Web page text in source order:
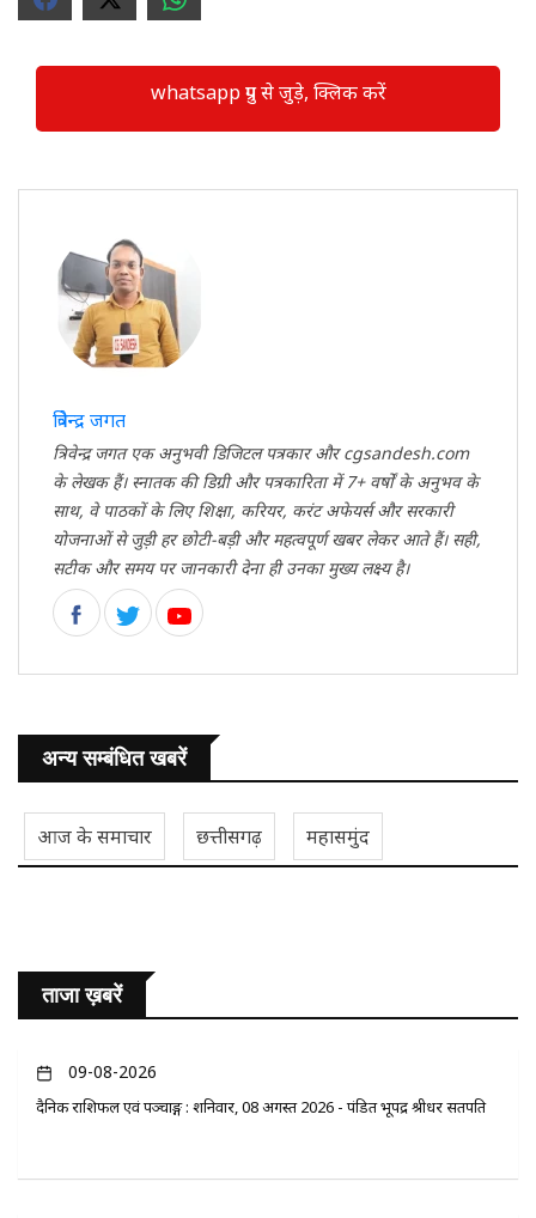
whatsapp ग्रुप से जुड़े, क्लिक करें
त्रिवेन्द्र जगत
त्रिवेन्द्र जगत एक अनुभवी डिजिटल पत्रकार और cgsandesh.com
के लेखक हैं। स्नातक की डिग्री और पत्रकारिता में 7+ वर्षों के अनुभव के
साथ, वे पाठकों के लिए शिक्षा, करियर, करंट अफेयर्स और सरकारी
योजनाओं से जुड़ी हर छोटी-बड़ी और महत्वपूर्ण खबर लेकर आते हैं। सही,
सटीक और समय पर जानकारी देना ही उनका मुख्य लक्ष्य है।
अन्य सम्बंधित खबरें
आज के समाचार छत्तीसगढ़ महासमुंद
ताजा ख़बरें
09-08-2026
दैनिक राशिफल एवं पञ्चाङ्ग : शनिवार, 08 अगस्त 2026 - पंडित भूपेंद्र श्रीधर सतपति